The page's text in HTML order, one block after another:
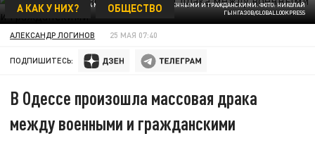
В ОДЕССЕ ПРОИЗОШЛА МАССОВАЯ ДРАКА МЕЖДУ ВОЕННЫМИ И ГРАЖДАНСКИМИ. ФОТО: НИКОЛАЙ
ГЫНГАЗОВ/GLOBALLOOKPRESS
А КАК У НИХ? ОБЩЕСТВО
АЛЕКСАНДР ЛОГИНОВ 25 МАЯ 07:40
ПОДПИШИТЕСЬ:
В Одессе произошла массовая драка
между военными и гражданскими